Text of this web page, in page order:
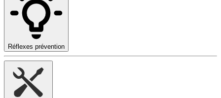
Réflexes prévention